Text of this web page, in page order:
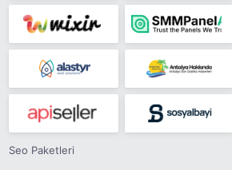
Seo Paketleri